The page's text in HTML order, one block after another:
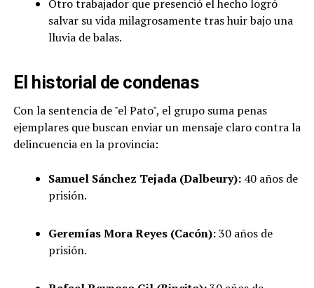
Otro trabajador que presenció el hecho logró
salvar su vida milagrosamente tras huir bajo una
lluvia de balas.
El historial de condenas
Con la sentencia de "el Pato", el grupo suma penas
ejemplares que buscan enviar un mensaje claro contra la
delincuencia en la provincia:
Samuel Sánchez Tejada (Dalbeury):40 años de
prisión.
Geremías Mora Reyes (Cacón):30 años de
prisión.